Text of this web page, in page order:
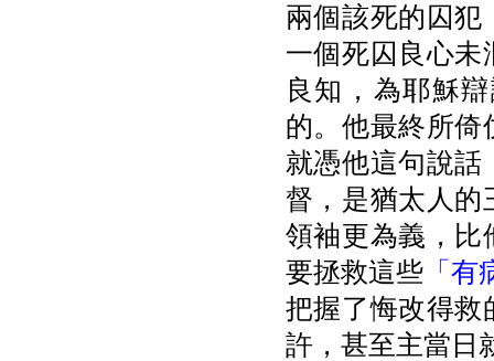
兩個該死的囚犯
一個死囚良心未
良知，為耶穌
的。他最終所倚
就憑他這句說話
督，是猶太人的
領袖更為義，比
要拯救這些 「
把握了悔改得救
許，甚至主當日